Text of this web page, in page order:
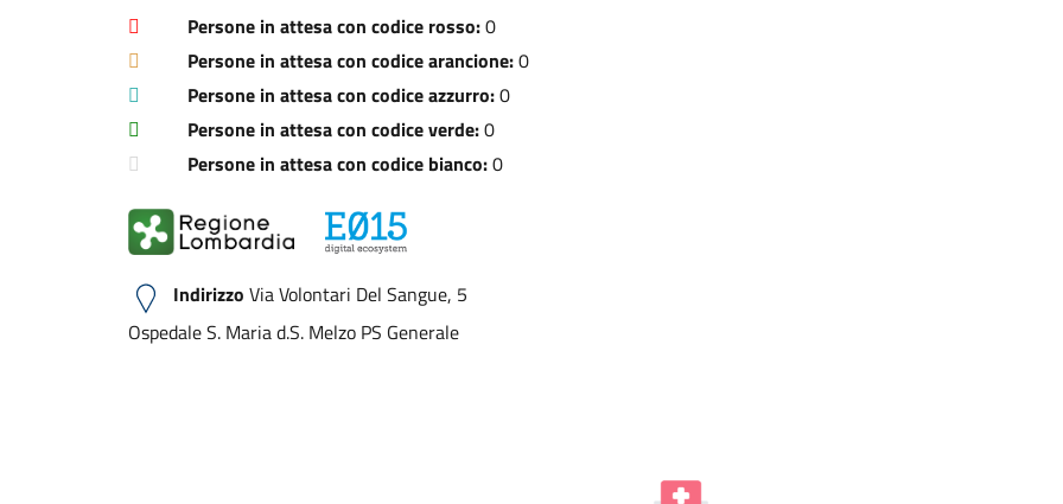
Persone in attesa con codice rosso:0
Persone in attesa con codice arancione:0
Persone in attesa con codice azzurro:0
Persone in attesa con codice verde:0
Persone in attesa con codice bianco:0
Indirizzo Via Volontari Del Sangue, 5
Ospedale S. Maria d.S. Melzo PS Generale